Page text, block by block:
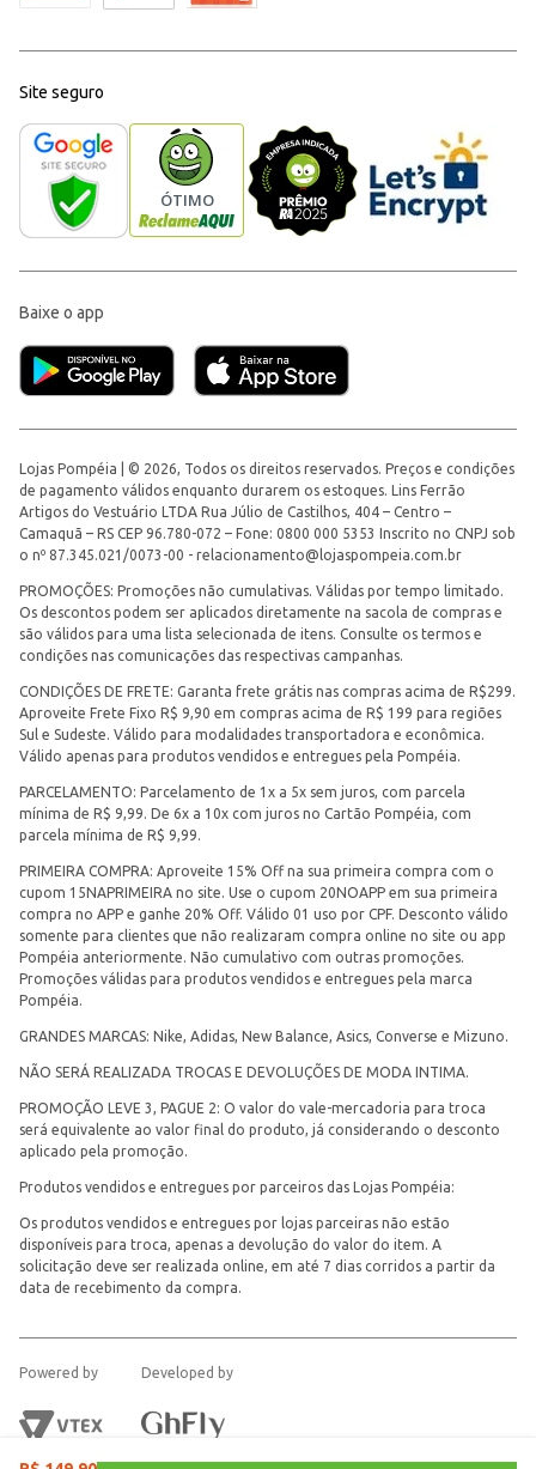
Site seguro
Baixe o app
Lojas Pompéia | © 2026, Todos os direitos reservados. Preços e condições
de pagamento válidos enquanto durarem os estoques. Lins Ferrão
Artigos do Vestuário LTDA Rua Júlio de Castilhos, 404 – Centro –
Camaquã – RS CEP 96.780-072 – Fone: 0800 000 5353 Inscrito no CNPJ sob
o nº 87.345.021/0073-00 - relacionamento@lojaspompeia.com.br
PROMOÇÕES: Promoções não cumulativas. Válidas por tempo limitado.
Os descontos podem ser aplicados diretamente na sacola de compras e
são válidos para uma lista selecionada de itens. Consulte os termos e
condições nas comunicações das respectivas campanhas.
CONDIÇÕES DE FRETE: Garanta frete grátis nas compras acima de R$299.
Aproveite Frete Fixo R$ 9,90 em compras acima de R$ 199 para regiões
Sul e Sudeste. Válido para modalidades transportadora e econômica.
Válido apenas para produtos vendidos e entregues pela Pompéia.
PARCELAMENTO: Parcelamento de 1x a 5x sem juros, com parcela
mínima de R$ 9,99. De 6x a 10x com juros no Cartão Pompéia, com
parcela mínima de R$ 9,99.
PRIMEIRA COMPRA: Aproveite 15% Off na sua primeira compra com o
cupom 15NAPRIMEIRA no site. Use o cupom 20NOAPP em sua primeira
compra no APP e ganhe 20% Off. Válido 01 uso por CPF. Desconto válido
somente para clientes que não realizaram compra online no site ou app
Pompéia anteriormente. Não cumulativo com outras promoções.
Promoções válidas para produtos vendidos e entregues pela marca
Pompéia.
GRANDES MARCAS: Nike, Adidas, New Balance, Asics, Converse e Mizuno.
NÃO SERÁ REALIZADA TROCAS E DEVOLUÇÕES DE MODA INTIMA.
PROMOÇÃO LEVE 3, PAGUE 2: O valor do vale-mercadoria para troca
será equivalente ao valor final do produto, já considerando o desconto
aplicado pela promoção.
Produtos vendidos e entregues por parceiros das Lojas Pompéia:
Os produtos vendidos e entregues por lojas parceiras não estão
disponíveis para troca, apenas a devolução do valor do item. A
solicitação deve ser realizada online, em até 7 dias corridos a partir da
data de recebimento da compra.
Powered by Developed by